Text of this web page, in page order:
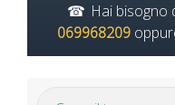
Hai bisogno
069968209